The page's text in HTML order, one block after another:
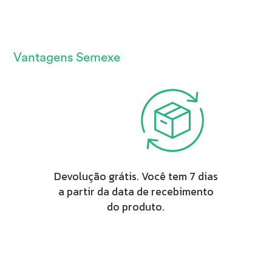
Vantagens Semexe
Devolução grátis. Você tem 7 dias
a partir da data de recebimento
do produto.